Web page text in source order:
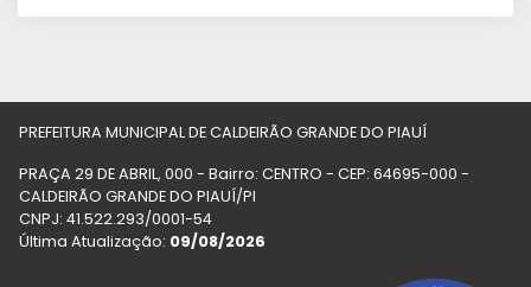
PREFEITURA MUNICIPAL DE CALDEIRÃO GRANDE DO PIAUÍ
PRAÇA 29 DE ABRIL, 000 - Bairro: CENTRO - CEP: 64695-000 -
CALDEIRÃO GRANDE DO PIAUÍ/PI
CNPJ: 41.522.293/0001-54
Última Atualização: 09/08/2026